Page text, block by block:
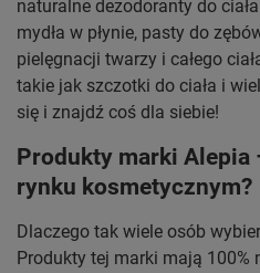
naturalne dezodoranty do
mydła w płynie, pasty do
pielęgnacji twarzy i całego
takie jak szczotki do ciała i
się i znajdź coś dla siebie!
Produkty marki Alepia
rynku kosmetycznym?
Dlaczego tak wiele osób
Produkty tej marki mają 100%